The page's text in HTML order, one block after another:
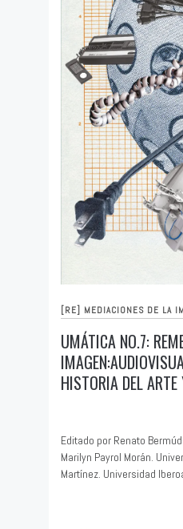
[RE] MEDIACIONES DE LA
UMÁTICA NO.7:
HISTORIA DEL
Editado por Renato
Marilyn Payrol Morán.
Martínez. Universidad